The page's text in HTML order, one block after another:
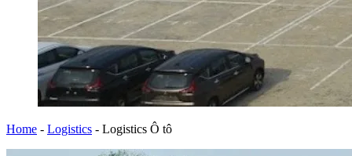
Home - Logistics - Logistics Ô tô